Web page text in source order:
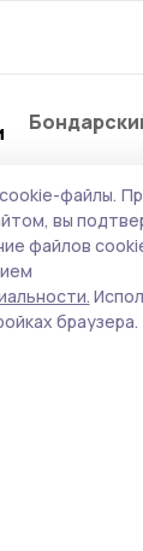
файлы.
вы
файлов
браузера.